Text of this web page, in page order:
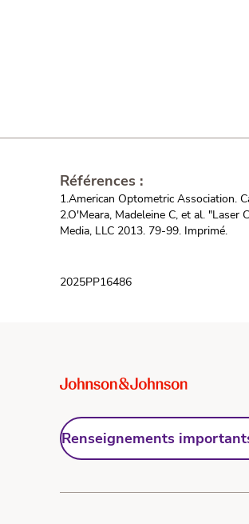
Références :
1.American Optometric Association.
2.O'Meara, Madeleine C, et al. "Laser
Media, LLC 2013. 79-99. Imprimé.
2025PP16486
Renseignements